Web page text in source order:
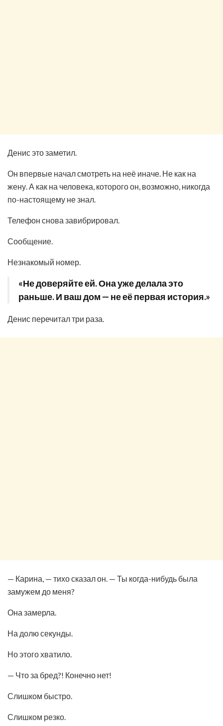
Денис это заметил.
Он впервые начал смотреть на неё иначе. Не как на
жену. А как на человека, которого он, возможно, никогда
по-настоящему не знал.
Телефон снова завибрировал.
Сообщение.
Незнакомый номер.
«Не доверяйте ей. Она уже делала это
раньше. И ваш дом — не её первая история.»
Денис перечитал три раза.
— Карина, — тихо сказал он. — Ты когда-нибудь была
замужем до меня?
Она замерла.
На долю секунды.
Но этого хватило.
— Что за бред?! Конечно нет!
Слишком быстро.
Слишком резко.